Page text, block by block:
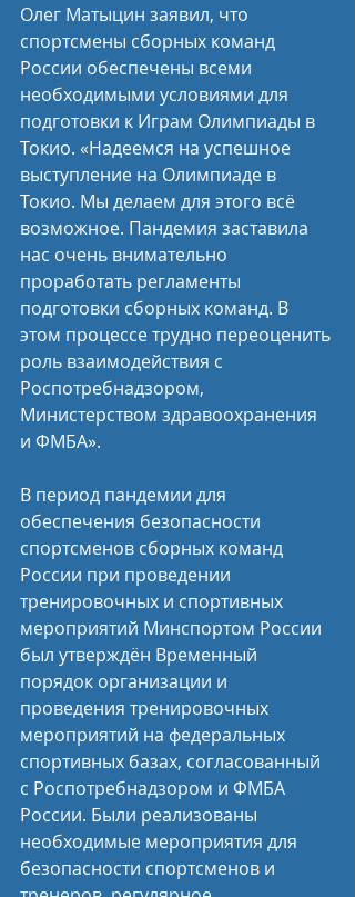
Олег Матыцин заявил, что
спортсмены сборных команд
России обеспечены всеми
необходимыми условиями для
подготовки к Играм Олимпиады в
Токио. «Надеемся на успешное
выступление на Олимпиаде в
Токио. Мы делаем для этого всё
возможное. Пандемия заставила
нас очень внимательно
проработать регламенты
подготовки сборных команд. В
этом процессе трудно переоценить
роль взаимодействия с
Роспотребнадзором,
Министерством здравоохранения
и ФМБА».
В период пандемии для
обеспечения безопасности
спортсменов сборных команд
России при проведении
тренировочных и спортивных
мероприятий Минспортом России
был утверждён Временный
порядок организации и
проведения тренировочных
мероприятий на федеральных
спортивных базах, согласованный
с Роспотребнадзором и ФМБА
России. Были реализованы
необходимые мероприятия для
безопасности спортсменов и